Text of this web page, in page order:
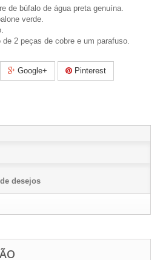
de búfalo de água preta genuína.
verde.
de 2 peças de cobre e um parafuso.
Google+ Pinterest
desejos